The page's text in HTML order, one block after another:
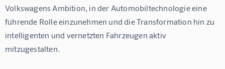
Volkswagens Ambition, in der Automobiltechnologie eine
führende Rolle einzunehmen und die Transformation hin zu
intelligenten und vernetzten Fahrzeugen aktiv
mitzugestalten.